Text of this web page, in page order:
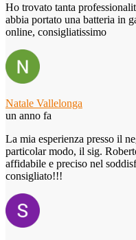
Ho trovato tanta
abbia portato una batteria in
online, consigliatissimo
Natale Vallelonga
un anno fa
La mia esperienza presso il
particolar modo, il sig.
affidabile e preciso nel
consigliato!!!